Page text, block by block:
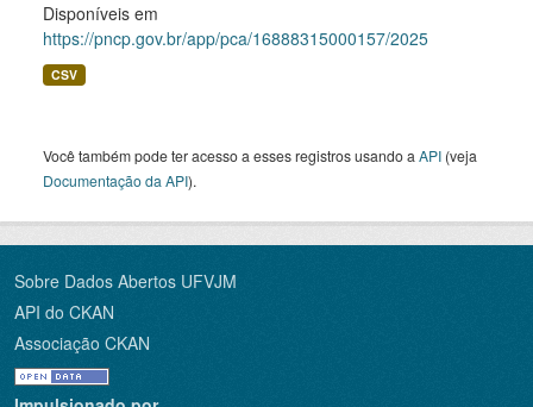
Disponíveis em
https://pncp.gov.br/app/pca/16888315000157/2025
CSV
Você também pode ter acesso a esses registros usando a API (veja
Documentação da API).
Sobre Dados Abertos UFVJM
API do CKAN
Associação CKAN